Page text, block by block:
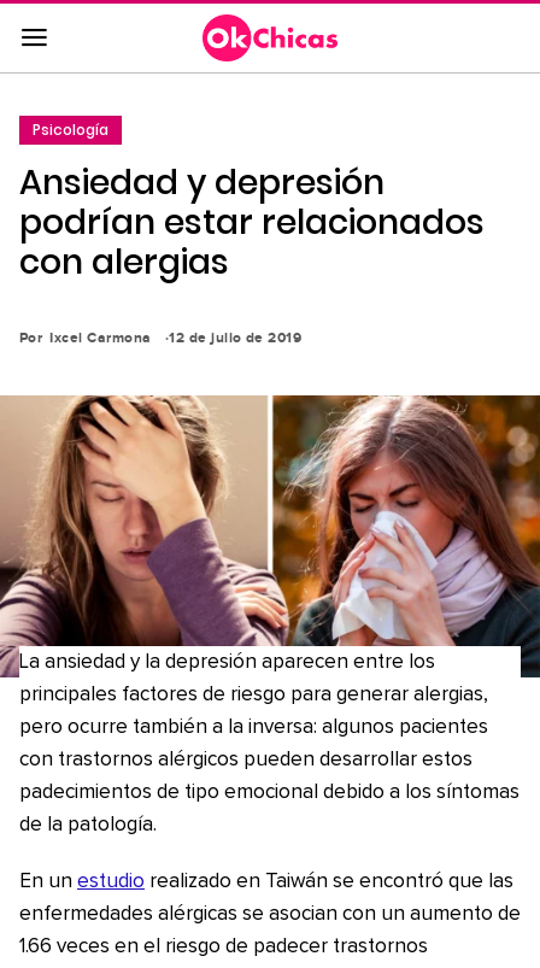
Saltar
al
contenido
a
la
navegación
principal
Psicología
Ansiedad y depresión
podrían estar relacionados
con alergias
Por Ixcel Carmona 12 de julio de 2019
La ansiedad y la depresión aparecen entre los
principales factores de riesgo para generar alergias,
pero ocurre también a la inversa: algunos pacientes
con trastornos alérgicos pueden desarrollar estos
padecimientos de tipo emocional debido a los síntomas
de la patología.
En un estudio realizado en Taiwán se encontró que las
enfermedades alérgicas se asocian con un aumento de
1.66 veces en el riesgo de padecer trastornos